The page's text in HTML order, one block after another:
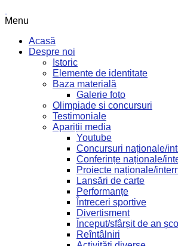
Menu
Acasă
Despre noi
Istoric
Elemente de identitate
Baza materială
Galerie foto
Olimpiade si concursuri
Testimoniale
Apariții media
Youtube
Concursuri naționale/
Conferințe naționale/
Proiecte naționale/
Lansări de carte
Performanțe
Întreceri sportive
Divertisment
Început/sfârșit de an
Reîntâlniri